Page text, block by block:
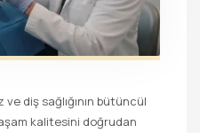
ve diş sağlığının bütüncül
kalitesini doğrudan